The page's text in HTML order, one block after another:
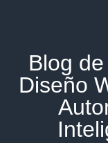
Blog
Diseño